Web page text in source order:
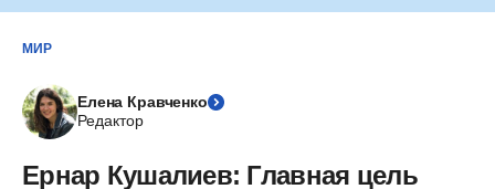
МИР
Елена Кравченко
Редактор
Ернар Кушалиев: Главная цель